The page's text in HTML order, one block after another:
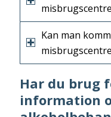
Kan man
Har du brug
information